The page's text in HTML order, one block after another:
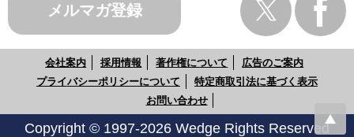
メルマガ登録
会社案内 採用情報 著作権について
広告のご案内
プライバシーポリシーについて
特定商取引法に基づく表示
お問い合わせ
Copyright © 1997-2026 Wedge Rights Reserved